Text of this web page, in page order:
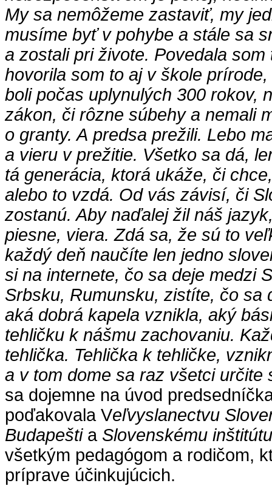
My sa nemôžeme zastaviť, my
musíme byť v pohybe a stále sa
a zostali pri živote. Povedala
hovorila som to aj v škole
boli počas uplynulých 300 rokov,
zákon, či rôzne súbehy a nemali
o granty. A predsa prežili. Lebo
a vieru v prežitie. Všetko sa dá,
tá generácia, ktorá ukáže, či
alebo to vzdá. Od vás závisí, či
zostanú. Aby naďalej žil náš
piesne, viera. Zdá sa, že sú to
každý deň naučíte len jedno
si na internete, čo sa deje medzi
Srbsku, Rumunsku, zistíte, čo sa
aká dobrá kapela vznikla, aký
tehličku k nášmu zachovaniu.
tehlička. Tehlička k tehličke,
a v tom dome sa raz všetci určite
sa dojemne na úvod
poďakovala Veľvyslanectvu
Budapešti a Slovenskému
všetkým pedagógom a rodičom,
príprave účinkujúcich.